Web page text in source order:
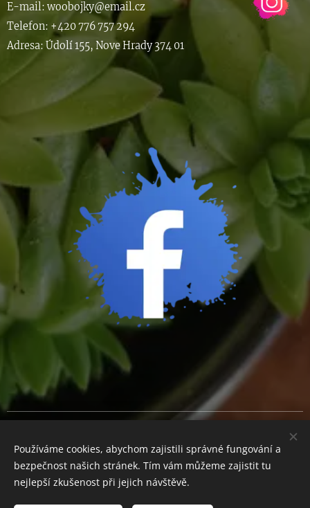
E-mail: woobojky@email.cz
Telefon: +420 776 757 294
Adresa: Údolí 155, Nove Hrady 374 01
Měna
CZK Kč
EUR €
Používáme cookies, abychom zajistili správné fungování a
bezpečnost našich stránek. Tím vám můžeme zajistit tu
nejlepší zkušenost při jejich návštěvě.